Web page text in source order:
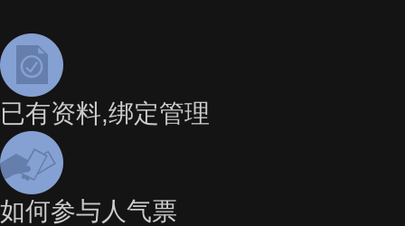
已有资料,绑定管理
如何参与人气票